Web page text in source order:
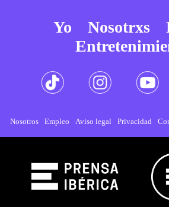
Yo Nosotrxs
Nosotros Empleo Aviso legal Privacidad